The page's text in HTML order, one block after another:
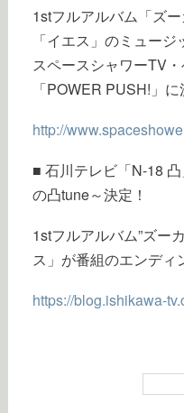
1stフルアルバム「ズ
「イエス」のミュージ
スペースシャワーTV
「POWER PUSH!」に
http://
■ 石川テレビ「N-18
の凸tune～決定！
1stフルアルバム”ズー
ス」が番組のエンディ
https://blog.ishikawa-